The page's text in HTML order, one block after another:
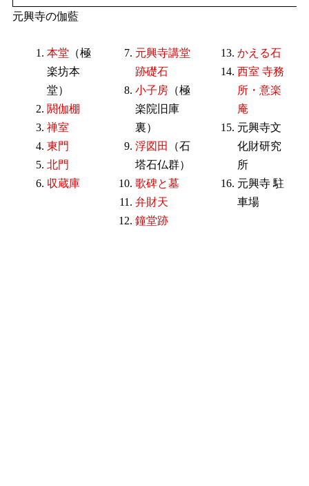
元興寺の伽藍
本堂 （極
楽坊本
堂）
閼伽棚
禅室
東門
北門
収蔵庫
元興寺講堂
跡礎石
小子房 （極
楽院旧庫
裏）
浮図田
（石
塔石仏群）
歌碑と墓
弁財天
鐘堂跡
かえる石
西室 寺務
所・意楽
庵
元興寺文
化財研究
所
元興寺 駐
車場